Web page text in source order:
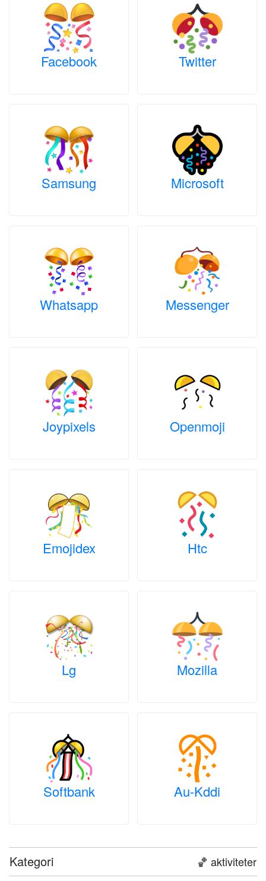
Facebook Twitter
Samsung Microsoft
Whatsapp Messenger
Joypixels Openmoji
Emojidex Htc
Lg Mozilla
Softbank Au-Kddi
Kategori 🏀 aktiviteter